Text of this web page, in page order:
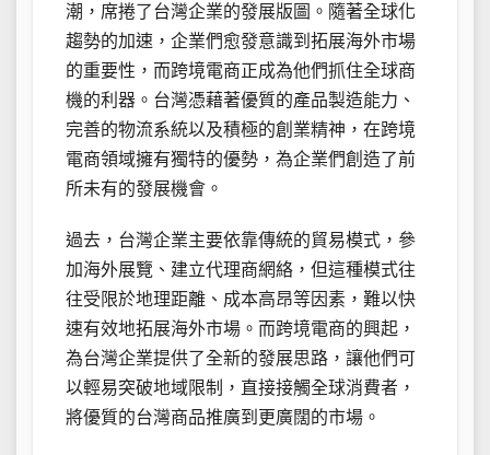
潮，席捲了台灣企業的發展版圖。隨著全球化
趨勢的加速，企業們愈發意識到拓展海外市場
的重要性，而跨境電商正成為他們抓住全球商
機的利器。台灣憑藉著優質的產品製造能力、
完善的物流系統以及積極的創業精神，在跨境
電商領域擁有獨特的優勢，為企業們創造了前
所未有的發展機會。
過去，台灣企業主要依靠傳統的貿易模式，參
加海外展覽、建立代理商網絡，但這種模式往
往受限於地理距離、成本高昂等因素，難以快
速有效地拓展海外市場。而跨境電商的興起，
為台灣企業提供了全新的發展思路，讓他們可
以輕易突破地域限制，直接接觸全球消費者，
將優質的台灣商品推廣到更廣闊的市場。